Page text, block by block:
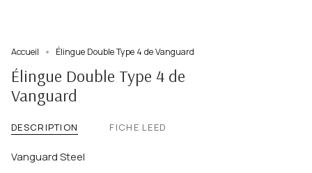
Accueil Élingue Double Type 4 de Vanguard
Élingue Double Type 4 de
Vanguard
DESCRIPTION FICHE LEED
Vanguard Steel